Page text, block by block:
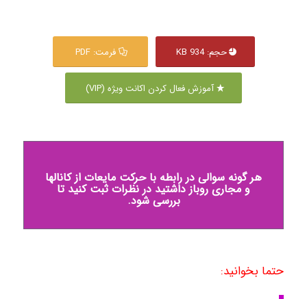
حجم: 934 KB فرمت: PDF
آموزش فعال کردن اکانت ویژه (VIP)
هر گونه سوالی در رابطه با حرکت مایعات از کانالها
و مجاری روباز داشتید در نظرات ثبت کنید تا
بررسی شود.
حتما بخوانید: